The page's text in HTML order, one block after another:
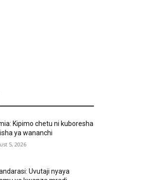
Kipimo chetu ni kuboresha
ya wananchi
5, 2026
Uvutaji nyaya